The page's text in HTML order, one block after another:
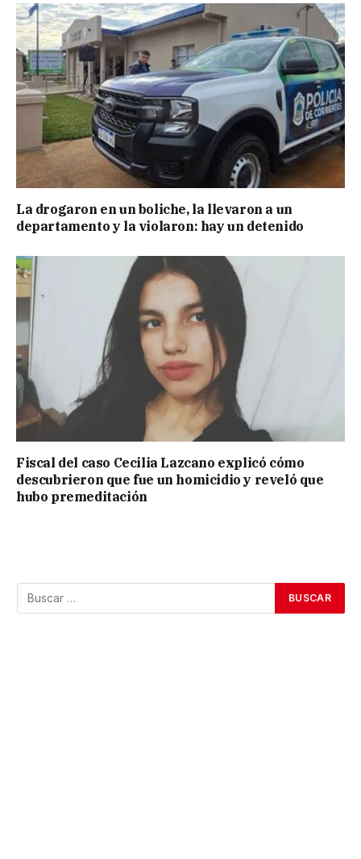
La drogaron en un boliche, la llevaron a un
departamento y la violaron: hay un detenido
Fiscal del caso Cecilia Lazcano explicó cómo
descubrieron que fue un homicidio y reveló que
hubo premeditación